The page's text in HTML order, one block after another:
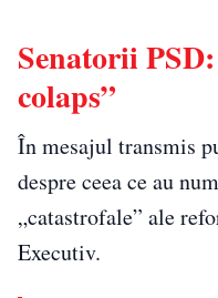
Senatorii
colaps”
În mesajul transmis
despre ceea ce au
„catastrofale” ale
Executiv.